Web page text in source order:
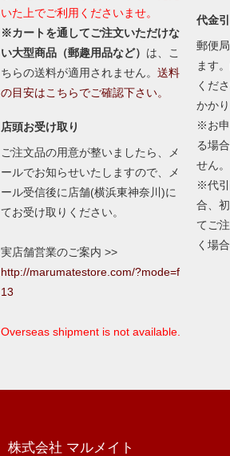
いた上でご利用くださいませ。
※カートを通してご注文いただけな
い大型商品（郵趣用品など） は、こ
ちらの送料が適用されません。 送料
の目安はこちらでご確認下さい。
店頭お受け取り
ご注文品の用意が整いましたら、メ
ールでお知らせいたしますので、メ
ール受信後に店舗(横浜東神奈川)に
てお受け取りください。
実店舗営業のご案内 >>
http://marumatestore.com/?mode=f
13
Overseas shipment is not available.
代金
郵便
ます
くだ
かかり
※お申
る場
せん。
※代引
合、
てご
く場
株式会社 マルメイト